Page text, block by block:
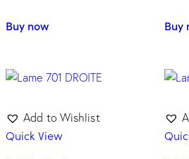
Buy now Buy
Add to Wishlist
Quick View